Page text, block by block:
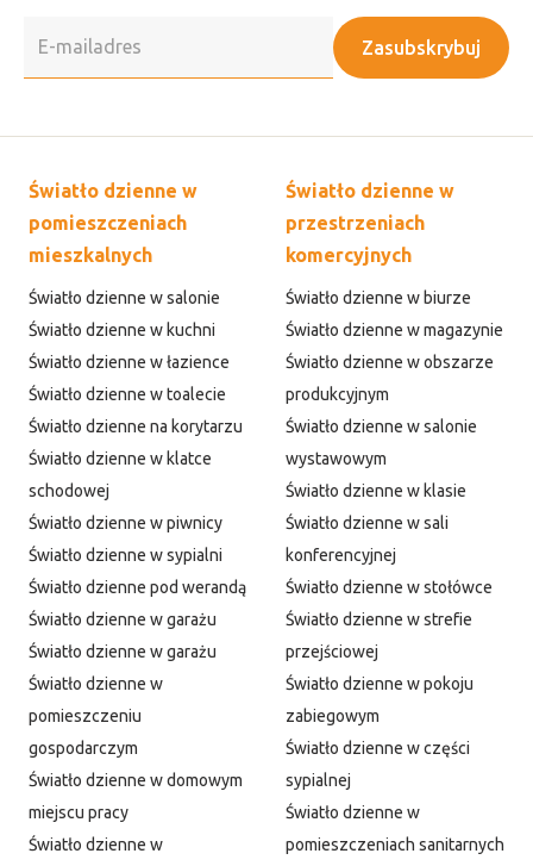
Zasubskrybuj
Światło dzienne w
pomieszczeniach
mieszkalnych
Światło dzienne w salonie
Światło dzienne w kuchni
Światło dzienne w łazience
Światło dzienne w toalecie
Światło dzienne na korytarzu
Światło dzienne w klatce
schodowej
Światło dzienne w piwnicy
Światło dzienne w sypialni
Światło dzienne pod werandą
Światło dzienne w garażu
Światło dzienne w garażu
Światło dzienne w
pomieszczeniu
gospodarczym
Światło dzienne w domowym
miejscu pracy
Światło dzienne w
Światło dzienne w
przestrzeniach
komercyjnych
Światło dzienne w biurze
Światło dzienne w magazynie
Światło dzienne w obszarze
produkcyjnym
Światło dzienne w salonie
wystawowym
Światło dzienne w klasie
Światło dzienne w sali
konferencyjnej
Światło dzienne w stołówce
Światło dzienne w strefie
przejściowej
Światło dzienne w pokoju
zabiegowym
Światło dzienne w części
sypialnej
Światło dzienne w
pomieszczeniach sanitarnych